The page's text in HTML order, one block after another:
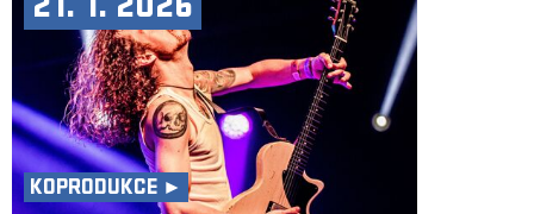
21. 1. 2026
KOPRODUKCE ►